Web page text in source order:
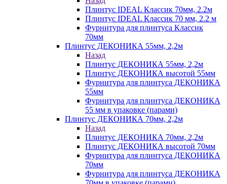
Плинтус IDEAL Классик 70мм, 2.2м
Плинтус IDEAL Классик 70 мм, 2.2 м
Фурнитура для плинтуса Классик
70мм
Плинтус ДЕКОНИКА 55мм, 2,2м
Назад
Плинтус ДЕКОНИКА 55мм, 2,2м
Плинтус ДЕКОНИКА высотой 55мм
Фурнитура для плинтуса ДЕКОНИКА
55мм
Фурнитура для плинтуса ДЕКОНИКА
55 мм в упаковке (парами)
Плинтус ДЕКОНИКА 70мм, 2,2м
Назад
Плинтус ДЕКОНИКА 70мм, 2,2м
Плинтус ДЕКОНИКА высотой 70мм
Фурнитура для плинтуса ДЕКОНИКА
70мм
Фурнитура для плинтуса ДЕКОНИКА